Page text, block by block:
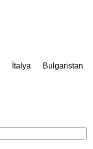
İtalya
Bulgaristan